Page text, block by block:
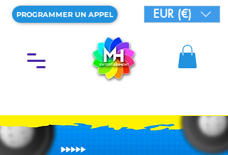
PROGRAMMER UN APPEL EUR (€)